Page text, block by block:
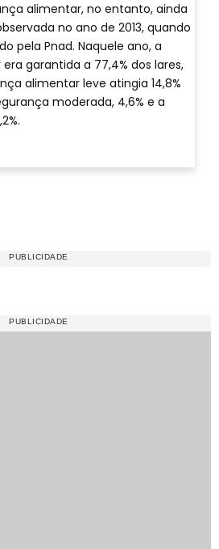
alimentar, no entanto, ainda
no ano de 2013, quando
pela Pnad. Naquele ano, a
garantida a 77,4% dos lares,
alimentar leve atingia 14,8%
moderada, 4,6% e a